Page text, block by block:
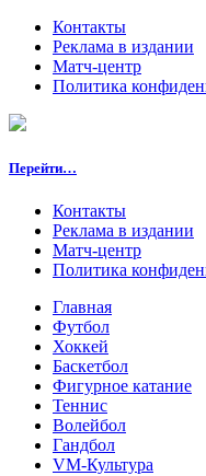
Контакты
Реклама в издании
Матч-центр
Политика
Перейти…
Контакты
Реклама в издании
Матч-центр
Политика
Главная
Футбол
Хоккей
Баскетбол
Фигурное катание
Теннис
Волейбол
Гандбол
VM-Культура